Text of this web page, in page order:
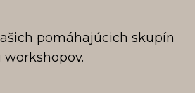
pomáhajúcich skupín
workshopov.